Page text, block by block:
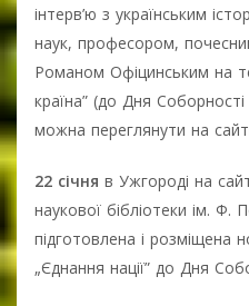
інтерв’ю з українським
наук, професором,
Романом Офіцинським на
країна” (до Дня Соборності
можна переглянути на
22 січня в Ужгороді на
наукової бібліотеки ім. Ф.
підготовлена і розміщена
„Єднання нації” до Дня